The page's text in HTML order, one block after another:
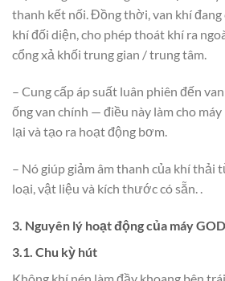
thanh kết nối. Đồng thời, van khí
khí đối diện, cho phép thoát khí ra
cổng xả khối trung gian / trung tâm.
– Cung cấp áp suất luân phiên đến
ống van chính — điều này làm cho
lại và tạo ra hoạt động bơm.
– Nó giúp giảm âm thanh của khí thải
loại, vật liệu và kích thước có sẵn. .
3. Nguyên lý hoạt động của máy
3.1. Chu kỳ hút